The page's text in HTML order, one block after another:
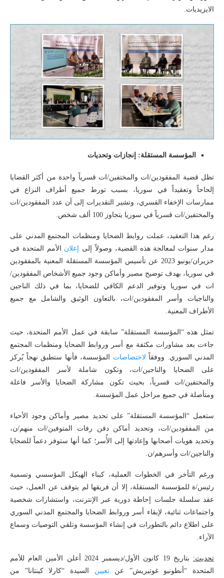
الايزيديات.
المؤسسة المستقلة: إنجازات وتحديات
تظل قضية المفقودين/ات والمختفين/ات قسرياً واحدة من أكثر القضايا
إلحاحاً وتعقيداً في سوريا، بسبب تورط جميع أطراف النزاع في
ممارسات الإخفاء القسري، وتشير التقديرات إلى أن عدد المفقودين/ات
والمختفين/ات قسرياً في سوريا يتجاوز 100 ألف شخص.
رغم هذا التعقيد، عملت روابط الضحايا ومنظمات المجتمع المدني على
مدار سنوات لمعالجة هذه القضية، وصولاً إلى
إعلان الأمم المتحدة في
حزيران/يونيو 2023 عن تأسيس المؤسسة المستقلة المعنية بالمفقودين
في سوريا، بهدف توضيح مصير وأماكن وجود جميع الأشخاص المفقودين/
ات في سوريا وتوفير الدعم الكافي للضحايا، بما في ذلك الناجين
والناجيات وأسر المفقودين/ات، بالتعاون الوثيق والشامل مع جميع
الأطراف المعنية.
تمثل هذه “المؤسسة المستقلة” سابقة في عمل الأمم المتحدة، حيث
جاءت بعد مشاورات مكثفة مع أسر وروابط الضحايا ومنظمات المجتمع
المدني السوري. ووفقاً لاختصاصات المؤسسة، فأنها ستطبق نهجاً يُركز
على الضحايا والناجين/ات، وتكون شاملة لأسر المفقودين/ات
والمختفين/ات قسرياً، بحيث تكون مشاركة الضحايا والأسر فاعلة
ومتأصلة في جميع مراحل عمل المؤسسة.
ستعمل “المؤسسة المستقلة” على تحديد مصير وأماكن وجود الأحياء
من المفقودين/ات، وتحديد أماكن دفن رفات المتوفين/ات منهم/ن،
وتحديد هويات أصحابها وإعادتها إلى الأُسر؛ كما أنها ستوفر دعماً للضحايا
والناجين/ات وأسرهم/ن.
ورغم التأخر في الخطوات العملية، كبناء الهيكل المؤسسي وتسمية
رئيس/ة للمؤسسة المستقلة، إلا أن فريقها لم يتوقف عن العمل، حيث
عقد سلسلة جلسات إحاطة دورية عبر الإنترنت، واستشارات شخصية
واجتماعات ثنائية، لإبقاء أسر وروابط الضحايا والمجتمع المدني السوري
على اطلاع دائم بالتطورات في إنشاء المؤسسة وتلقي التوصيات وسماع
الآراء.
تحديث:
بتاريخ 19 كانون الأول/ديسمبر 2024 أعلن الأمين العام للأمم
المتحدة “أنطونيو غوتيريش” عنتعيين السيدة “كارلا كينتانا” من